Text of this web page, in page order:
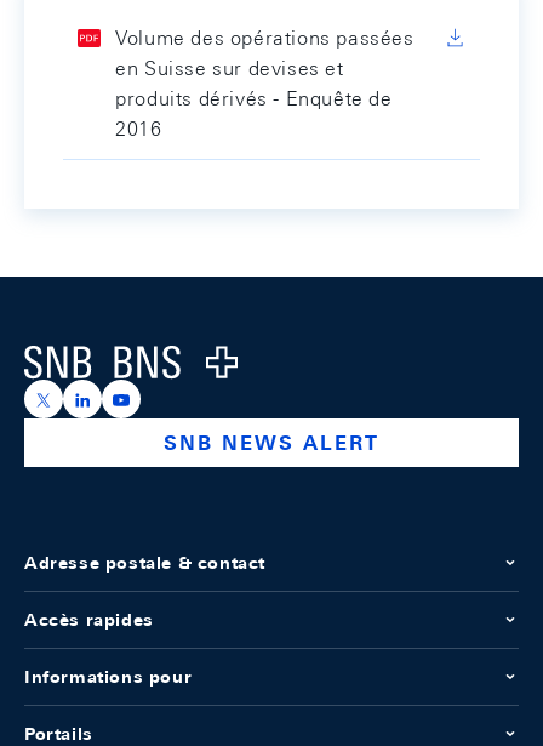
Volume des opérations passées
en Suisse sur devises et
produits dérivés - Enquête de
2016
Logo
https://x.com/snb_bns
https://ch.linkedin.com/company/swiss-national-
https://www.youtube.com/@swissnationalbank
SNB NEWS ALERT
Adresse postale & contact
Accès rapides
Informations pour
Portails